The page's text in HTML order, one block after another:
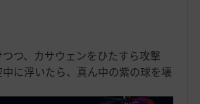
つ、カサウェンをひたすら攻撃
に浮いたら、真ん中の紫の球を壊